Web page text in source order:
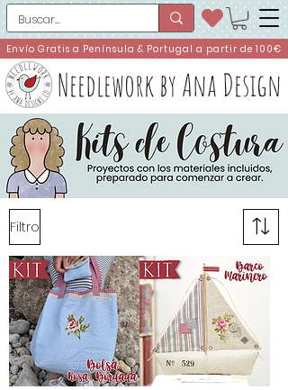
Needlework by Ana Design
Envío Gratis a Península & Portugal a partir de 100€
Filtro